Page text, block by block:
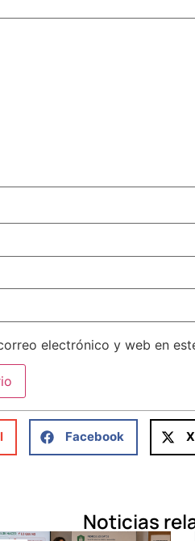
electrónico y web en
Facebook
Noticias